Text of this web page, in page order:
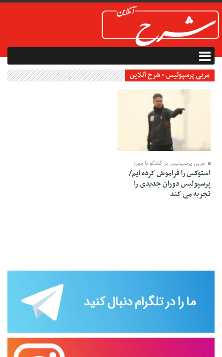
مربی پرسپولیس - شرح آنلاین
مربی پرسپولیس در گفتگو با مهر:
استوکس را فراموش کرده ایم/
پرسپولیس دوران جدیدی را
تجربه می کند